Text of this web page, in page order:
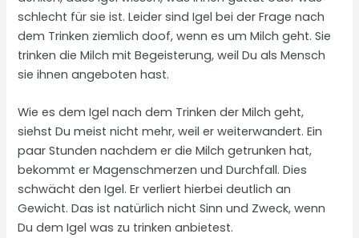
schlecht für sie ist. Leider sind Igel bei der Frage nach
dem Trinken ziemlich doof, wenn es um Milch geht. Sie
trinken die Milch mit Begeisterung, weil Du als Mensch
sie ihnen angeboten hast.
Wie es dem Igel nach dem Trinken der Milch geht,
siehst Du meist nicht mehr, weil er weiterwandert. Ein
paar Stunden nachdem er die Milch getrunken hat,
bekommt er Magenschmerzen und Durchfall. Dies
schwächt den Igel. Er verliert hierbei deutlich an
Gewicht. Das ist natürlich nicht Sinn und Zweck, wenn
Du dem Igel was zu trinken anbietest.